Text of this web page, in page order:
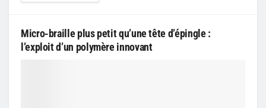
Micro-braille plus petit qu’une tête d’épingle :
l’exploit d’un polymère innovant